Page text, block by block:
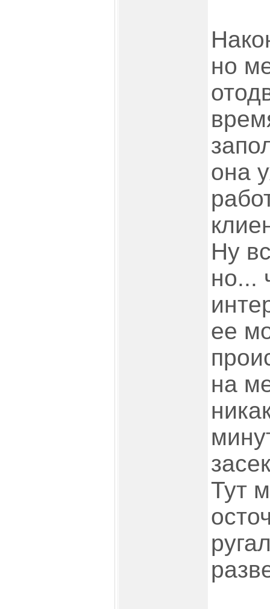
но
она
Ну
но...
ее
на
Тут